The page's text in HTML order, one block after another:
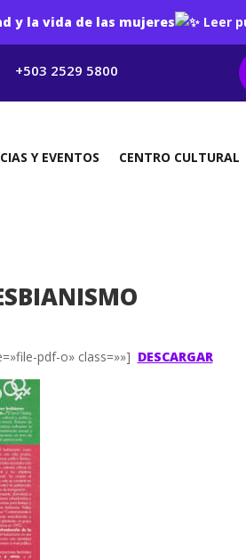
y la vida de las mujeres Leer
+503 2529 5800
Y EVENTOS CENTRO CULTURAL
pdf-o» class=»»] DESCARGAR